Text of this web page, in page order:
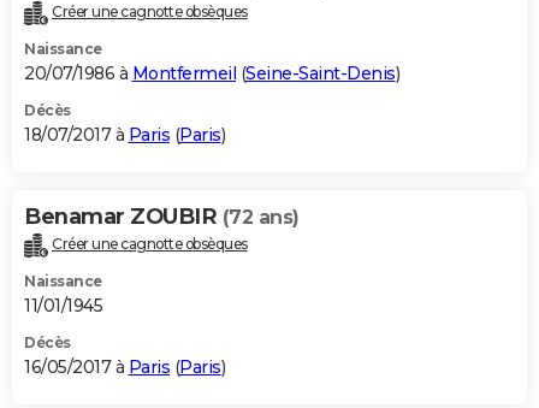
Créer une cagnotte obsèques
Naissance
20/07/1986 à Montfermeil (Seine-Saint-Denis)
Décès
18/07/2017 à Paris (Paris)
Benamar ZOUBIR (72 ans)
Créer une cagnotte obsèques
Naissance
11/01/1945
Décès
16/05/2017 à Paris (Paris)